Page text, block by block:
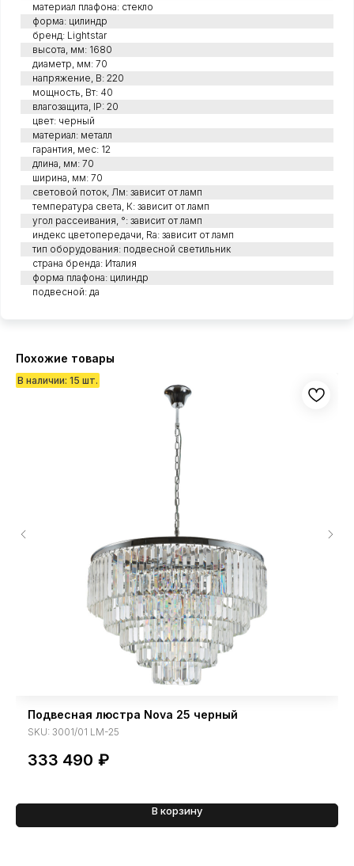
материал плафона: стекло
форма: цилиндр
бренд: Lightstar
высота, мм: 1680
диаметр, мм: 70
напряжение, В: 220
мощность, Вт: 40
влагозащита, IP: 20
цвет: черный
материал: металл
гарантия, мес: 12
длина, мм: 70
ширина, мм: 70
световой поток, Лм: зависит от ламп
температура света, К: зависит от ламп
угол рассеивания, °: зависит от ламп
индекс цветопередачи, Ra: зависит от ламп
тип оборудования: подвесной светильник
страна бренда: Италия
форма плафона: цилиндр
подвесной: да
Похожие товары
Подвесная люстра Nova 25 черный
SKU: 3001/01 LM-25
333 490 ₽
В корзину